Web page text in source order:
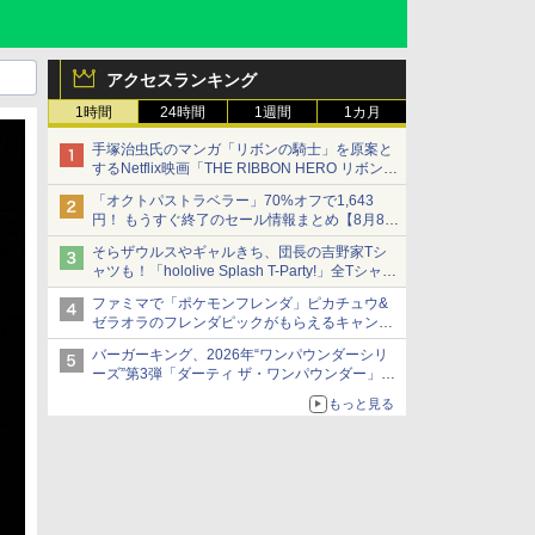
アクセスランキング
1時間 24時間 1週間 1カ月
手塚治虫氏のマンガ「リボンの騎士」を原案と
するNetflix映画「THE RIBBON HERO リボンヒ
ーロー」本日配信開始
「オクトパストラベラー」70%オフで1,643
円！ もうすぐ終了のセール情報まとめ【8月8日
更新】
ニンテンドーeショップでは「大神 絶景版」が
67%オフで990円
そらザウルスやギャルきち、団長の吉野家Tシ
ャツも！「hololive Splash T-Party!」全Tシャツ
ラインナップ公開＆オンライン販売開始
ファミマで「ポケモンフレンダ」ピカチュウ&
ゼラオラのフレンダピックがもらえるキャンペ
ーン開催！
バーガーキング、2026年“ワンパウンダーシリ
ーズ”第3弾「ダーティ ザ・ワンパウンダー」を
「特製ガーリックマヨソース」を使用した超大
もっと見る